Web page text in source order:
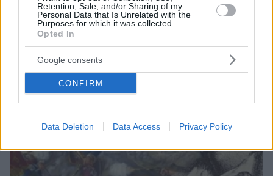
Retention, Sale, and/or Sharing of my
Personal Data that Is Unrelated with the
Purposes for which it was collected.
Opted In
Google consents
CONFIRM
Data Deletion Data Access Privacy Policy